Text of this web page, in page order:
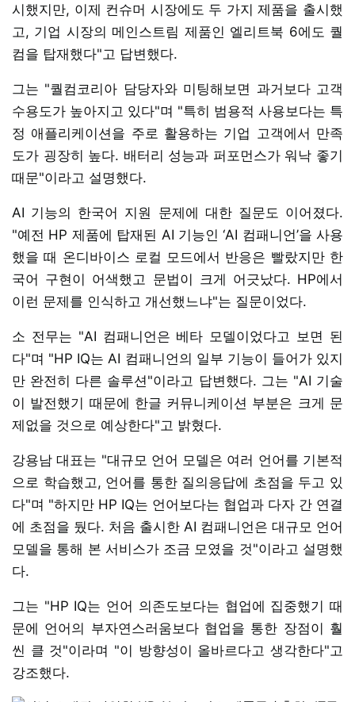
시했지만, 이제 컨슈머 시장에도 두 가지 제품을 출시했
고, 기업 시장의 메인스트림 제품인 엘리트북 6에도 퀄
컴을 탑재했다"고 답변했다.
그는 "퀄컴코리아 담당자와 미팅해보면 과거보다 고객
수용도가 높아지고 있다"며 "특히 범용적 사용보다는 특
정 애플리케이션을 주로 활용하는 기업 고객에서 만족
도가 굉장히 높다. 배터리 성능과 퍼포먼스가 워낙 좋기
때문"이라고 설명했다.
AI 기능의 한국어 지원 문제에 대한 질문도 이어졌다.
"예전 HP 제품에 탑재된 AI 기능인 ‘AI 컴패니언’을 사용
했을 때 온디바이스 로컬 모드에서 반응은 빨랐지만 한
국어 구현이 어색했고 문법이 크게 어긋났다. HP에서
이런 문제를 인식하고 개선했느냐"는 질문이었다.
소 전무는 "AI 컴패니언은 베타 모델이었다고 보면 된
다"며 "HP IQ는 AI 컴패니언의 일부 기능이 들어가 있지
만 완전히 다른 솔루션"이라고 답변했다. 그는 "AI 기술
이 발전했기 때문에 한글 커뮤니케이션 부분은 크게 문
제없을 것으로 예상한다"고 밝혔다.
강용남 대표는 "대규모 언어 모델은 여러 언어를 기본적
으로 학습했고, 언어를 통한 질의응답에 초점을 두고 있
다"며 "하지만 HP IQ는 언어보다는 협업과 다자 간 연결
에 초점을 뒀다. 처음 출시한 AI 컴패니언은 대규모 언어
모델을 통해 본 서비스가 조금 모였을 것"이라고 설명했
다.
그는 "HP IQ는 언어 의존도보다는 협업에 집중했기 때
문에 언어의 부자연스러움보다 협업을 통한 장점이 훨
씬 클 것"이라며 "이 방향성이 올바르다고 생각한다"고
강조했다.